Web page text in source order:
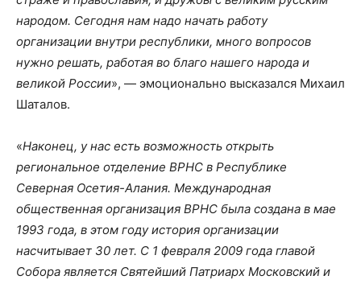
народом. Сегодня нам надо начать работу
организации внутри республики, много вопросов
нужно решать, работая во благо нашего народа и
великой России», — эмоционально высказался Михаил
Шаталов.
«Наконец, у нас есть возможность открыть
региональное отделение ВРНС в Республике
Северная Осетия-Алания. Международная
общественная организация ВРНС была создана в мае
1993 года, в этом году история организации
насчитывает 30 лет. С 1 февраля 2009 года главой
Собора является Святейший Патриарх Московский и